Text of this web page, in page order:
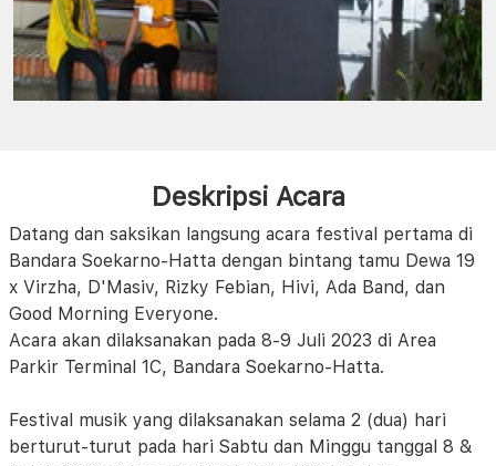
Deskripsi Acara
Datang dan saksikan langsung acara festival pertama di
Bandara Soekarno-Hatta dengan bintang tamu Dewa 19
x Virzha, D'Masiv, Rizky Febian, Hivi, Ada Band, dan
Good Morning Everyone.
Acara akan dilaksanakan pada 8-9 Juli 2023 di Area
Parkir Terminal 1C, Bandara Soekarno-Hatta.
Festival musik yang dilaksanakan selama 2 (dua) hari
berturut-turut pada hari Sabtu dan Minggu tanggal 8 &